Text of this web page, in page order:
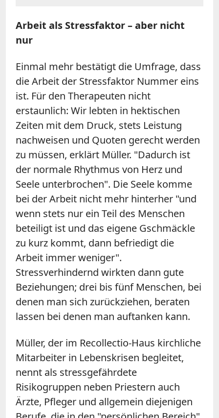
Arbeit als Stressfaktor – aber nicht
nur
Einmal mehr bestätigt die Umfrage, dass
die Arbeit der Stressfaktor Nummer eins
ist. Für den Therapeuten nicht
erstaunlich: Wir lebten in hektischen
Zeiten mit dem Druck, stets Leistung
nachweisen und Quoten gerecht werden
zu müssen, erklärt Müller. "Dadurch ist
der normale Rhythmus von Herz und
Seele unterbrochen". Die Seele komme
bei der Arbeit nicht mehr hinterher "und
wenn stets nur ein Teil des Menschen
beteiligt ist und das eigene Gschmäckle
zu kurz kommt, dann befriedigt die
Arbeit immer weniger".
Stressverhindernd wirkten dann gute
Beziehungen; drei bis fünf Menschen, bei
denen man sich zurückziehen, beraten
lassen bei denen man auftanken kann.
Müller, der im Recollectio-Haus kirchliche
Mitarbeiter in Lebenskrisen begleitet,
nennt als stressgefährdete
Risikogruppen neben Priestern auch
Ärzte, Pfleger und allgemein diejenigen